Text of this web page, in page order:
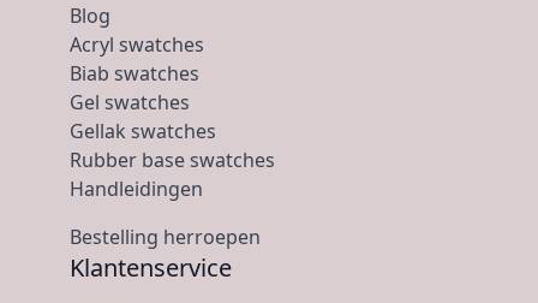
Blog
Acryl swatches
Biab swatches
Gel swatches
Gellak swatches
Rubber base swatches
Handleidingen
Bestelling herroepen
Klantenservice